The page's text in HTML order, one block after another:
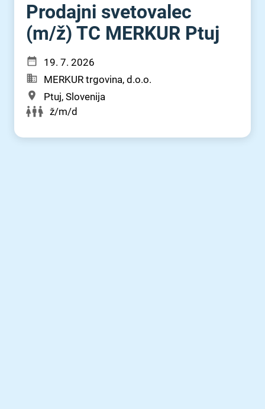
Prodajni svetovalec
(m⁠/⁠ž) TC MERKUR Ptuj
19. 7. 2026
MERKUR trgovina, d.o.o.
Ptuj, Slovenija
ž/m/d